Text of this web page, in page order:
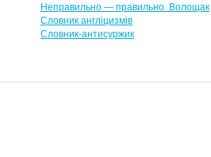
Неправильно — правильно. Волощак
Словник англіцизмів
Словник-антисуржик